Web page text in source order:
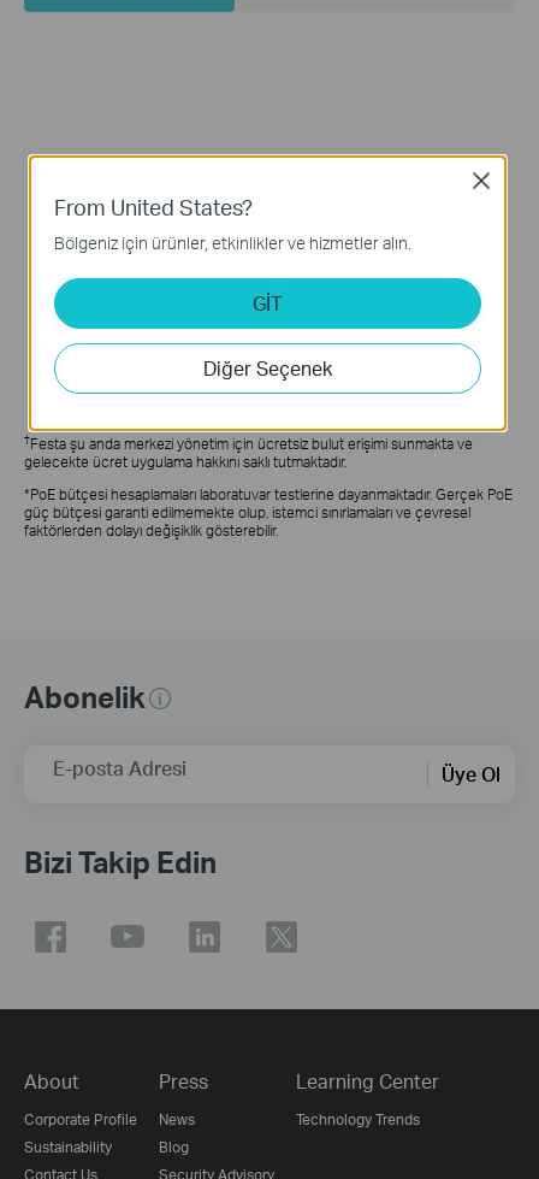
†Festa şu anda merkezi yönetim için ücretsiz bulut erişimi sunmakta ve
gelecekte ücret uygulama hakkını saklı tutmaktadır.
*PoE bütçesi hesaplamaları laboratuvar testlerine dayanmaktadır. Gerçek PoE
güç bütçesi garanti edilmemekte olup, istemci sınırlamaları ve çevresel
faktörlerden dolayı değişiklik gösterebilir.
Abonelik
E-posta Adresi Üye Ol
Bizi Takip Edin
About
Corporate Profile
Sustainability
Contact Us
Press
News
Blog
Security Advisory
Learning Center
Technology Trends
From United States?
Bölgeniz için ürünler, etkinlikler ve hizmetler alın.
GİT
Diğer Seçenek
Close